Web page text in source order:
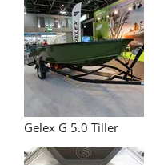
Gelex G 5.0 Tiller